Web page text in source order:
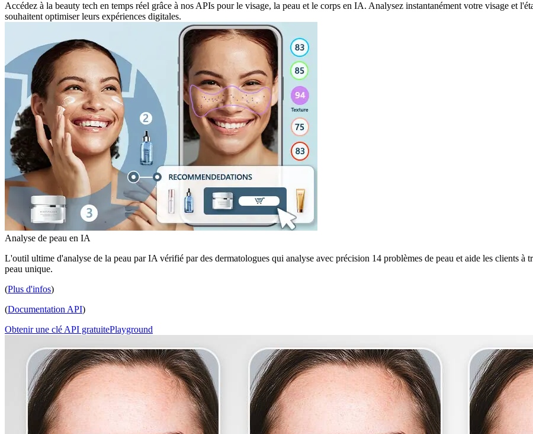
Accédez à la beauty tech en temps réel grâce à nos APIs pour le visage, la peau et le corps en IA. Analysez instantanément votre visage et
souhaitent optimiser leurs expériences digitales.
Analyse de peau en IA
L'outil ultime d'analyse de la peau par IA vérifié par des dermatologues qui analyse avec précision 14 problèmes de peau et aide les clients à
peau unique.
(Plus d'infos)
(Documentation API)
Obtenir une clé API gratuitePlayground